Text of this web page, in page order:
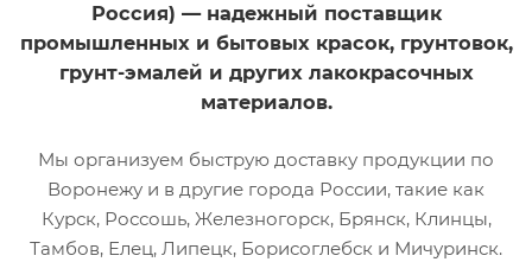
Россия) — надежный поставщик
промышленных и бытовых красок, грунтовок,
грунт-эмалей и других лакокрасочных
материалов.
Мы организуем быструю доставку продукции по
Воронежу и в другие города России, такие как
Курск, Россошь, Железногорск, Брянск, Клинцы,
Тамбов, Елец, Липецк, Борисоглебск и Мичуринск.